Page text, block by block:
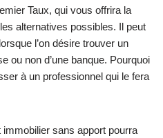
Taux, qui vous offrira la
alternatives possibles. Il peut
l’on désire trouver un
ou non d’une banque. Pourquoi
à un professionnel qui le fera
sans apport pourra